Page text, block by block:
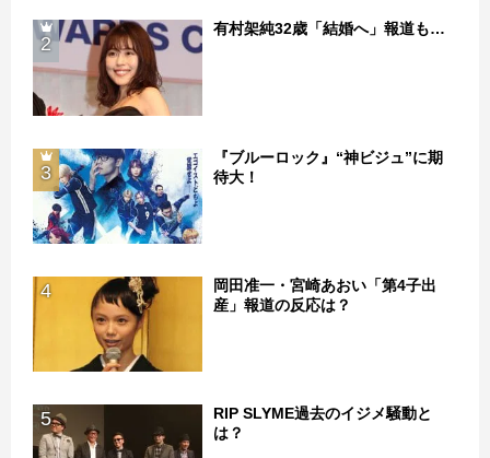
2
有村架純32歳「結婚へ」報道も…
3
『ブルーロック』“神ビジュ”に期
待大！
4
岡田准一・宮崎あおい「第4子出
産」報道の反応は？
5
RIP SLYME過去のイジメ騒動と
は？